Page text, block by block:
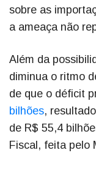
sobre as
a ameaça não
Além da
diminua o ritmo
de que o déficit
bilhões,
de R$ 55,4
Fiscal, feita pelo